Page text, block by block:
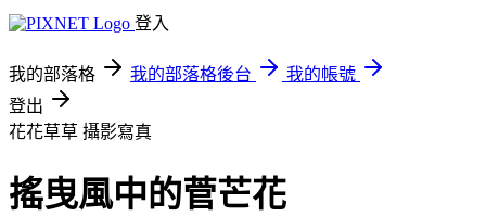
登入
我的部落格 我的部落格後台
我的帳號
登出
花花草草 攝影寫真
搖曳風中的菅芒花